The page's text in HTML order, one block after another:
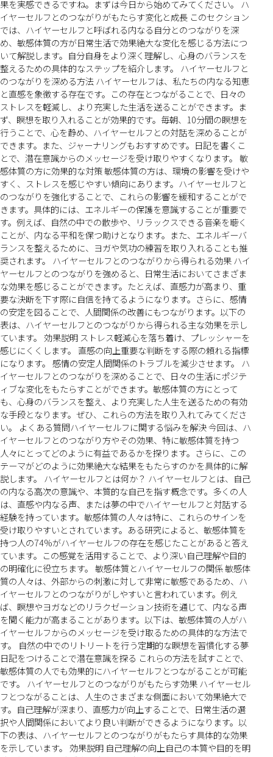
果を実感できるですね。まずは今日から始めてみてください。 ハ
イヤーセルフとのつながりがもたらす変化と成長 このセクション
では、ハイヤーセルフと呼ばれる内なる自分とのつながりを深
め、敏感体質の方が日常生活で効果絶大な変化を感じる方法につ
いて解説します。自分自身をより深く理解し、心身のバランスを
整えるための具体的なステップを紹介します。 ハイヤーセルフと
のつながりを深める方法 ハイヤーセルフは、私たちの内なる知恵
と直感を象徴する存在です。この存在とつながることで、日々の
ストレスを軽減し、より充実した生活を送ることができます。ま
ず、瞑想を取り入れることが効果的です。毎朝、10分間の瞑想を
行うことで、心を静め、ハイヤーセルフとの対話を深めることが
できます。また、ジャーナリングもおすすめです。日記を書くこ
とで、潜在意識からのメッセージを受け取りやすくなります。 敏
感体質の方に効果的な対策 敏感体質の方は、環境の影響を受けや
すく、ストレスを感じやすい傾向にあります。ハイヤーセルフと
のつながりを強化することで、これらの影響を緩和することがで
きます。具体的には、エネルギーの保護を意識することが重要で
す。例えば、自然の中での散歩や、リラックスできる音楽を聴く
ことが、内なる平和を保つ助けとなります。また、エネルギーバ
ランスを整えるために、ヨガや気功の練習を取り入れることも推
奨されます。 ハイヤーセルフとのつながりから得られる効果 ハイ
ヤーセルフとのつながりを強めると、日常生活においてさまざま
な効果を感じることができます。たとえば、直感力が高まり、重
要な決断を下す際に自信を持てるようになります。さらに、感情
の安定を図ることで、人間関係の改善にもつながります。以下の
表は、ハイヤーセルフとのつながりから得られる主な効果を示し
ています。 効果説明 ストレス軽減心を落ち着け、プレッシャーを
感じにくくします。 直感の向上重要な判断をする際の頼れる指標
になります。 感情の安定人間関係のトラブルを減少させます。 ハ
イヤーセルフとのつながりを深めることで、日々の生活にポジテ
ィブな変化をもたらすことができます。敏感体質の方にとって
も、心身のバランスを整え、より充実した人生を送るための有効
な手段となります。ぜひ、これらの方法を取り入れてみてくださ
い。 よくある質問ハイヤーセルフに関する悩みを解決 今回は、ハ
イヤーセルフとのつながり方やその効果、特に敏感体質を持つ
人々にとってどのように有益であるかを探ります。さらに、この
テーマがどのように効果絶大な結果をもたらすのかを具体的に解
説します。 ハイヤーセルフとは何か？ ハイヤーセルフとは、自己
の内なる高次の意識や、本質的な自己を指す概念です。多くの人
は、直感や内なる声、または夢の中でハイヤーセルフと対話する
経験を持っています。敏感体質の人々は特に、これらのサインを
受け取りやすいとされています。ある研究によると、敏感体質を
持つ人の74%がハイヤーセルフの存在を感じたことがあると答え
ています。この感覚を活用することで、より深い自己理解や目的
の明確化に役立ちます。 敏感体質とハイヤーセルフの関係 敏感体
質の人々は、外部からの刺激に対して非常に敏感であるため、ハ
イヤーセルフとのつながりがしやすいと言われています。例え
ば、瞑想やヨガなどのリラクゼーション技術を通じて、内なる声
を聞く能力が高まることがあります。以下は、敏感体質の人がハ
イヤーセルフからのメッセージを受け取るための具体的な方法で
す。 自然の中でのリトリートを行う定期的な瞑想を習慣化する夢
日記をつけることで潜在意識を探る これらの方法を試すことで、
敏感体質の人でも効果的にハイヤーセルフとつながることが可能
です。 ハイヤーセルフとのつながりがもたらす効果 ハイヤーセル
フとつながることは、人生のさまざまな側面において効果絶大で
す。自己理解が深まり、直感力が向上することで、日常生活の選
択や人間関係においてより良い判断ができるようになります。以
下の表は、ハイヤーセルフとのつながりがもたらす具体的な効果
を示しています。 効果説明 自己理解の向上自己の本質や目的を明